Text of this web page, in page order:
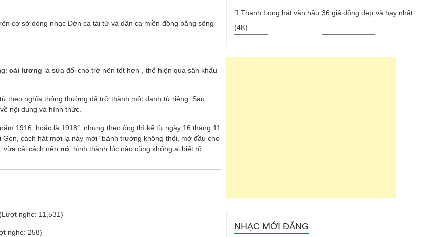
cơ sở dòng nhạc Đờn ca tài tử và dân ca miền đồng bằng sông
cải lương là sửa đổi cho trở nên tốt hơn”, thể hiện qua sân khấu
theo nghĩa thông thường đã trở thành một danh từ riêng. Sau
nội dung và hình thức.
1916, hoặc là 1918″, nhưng theo ông thì kể từ ngày 16 tháng 11
cách hát mới lạ này mới “bành trướng không thôi, mở đầu cho
vừa cải cách nên nó hình thành lúc nào cũng không ai biết rõ.
(Lượt nghe: 11,531)
nghe: 258)
Thanh Long hát văn hầu 36 giá đồng đẹp và hay nhất
(4K)
NHẠC MỚI ĐĂNG